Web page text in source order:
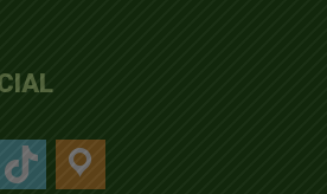
tiktok location